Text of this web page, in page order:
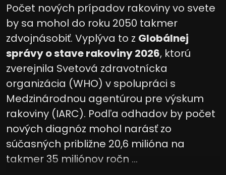
Počet nových prípadov rakoviny vo svete
by sa mohol do roku 2050 takmer
zdvojnásobiť. Vyplýva to z Globálnej
správy o stave rakoviny 2026, ktorú
zverejnila Svetová zdravotnícka
organizácia (WHO) v spolupráci s
Medzinárodnou agentúrou pre výskum
rakoviny (IARC). Podľa odhadov by počet
nových diagnóz mohol narásť zo
súčasných približne 20,6 milióna na
takmer 35 miliónov ročn ...